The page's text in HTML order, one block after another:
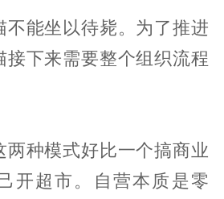
不能坐以待毙。为了推进
接下来需要整个组织流程
两种模式好比一个搞商业
开超市。自营本质是零